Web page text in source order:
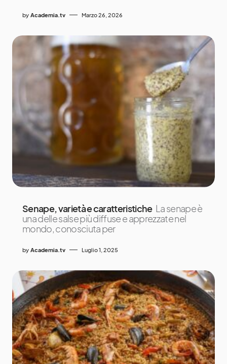
by Academia.tv Marzo 26, 2026
Senape, varietà e caratteristiche La senape è
una delle salse più diffuse e apprezzate nel
mondo, conosciuta per
by Academia.tv Luglio 1, 2025